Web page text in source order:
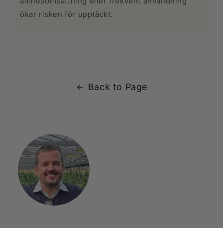
ökar risken för upptäckt.
Back to Page